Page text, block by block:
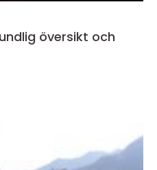
översikt och